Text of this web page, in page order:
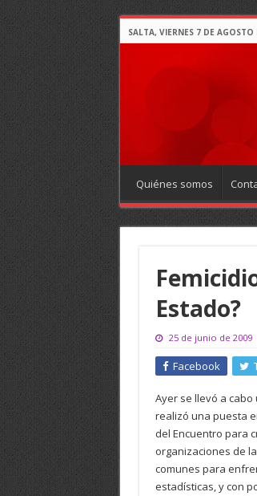
SALTA, VIERNES 7 DE AGOSTO
Quiénes somos
Estado?
25 de junio de 2009
Facebook
Ayer se llevó a
realizó una puesta
del Encuentro para
organizaciones de
comunes para
estadísticas, y con